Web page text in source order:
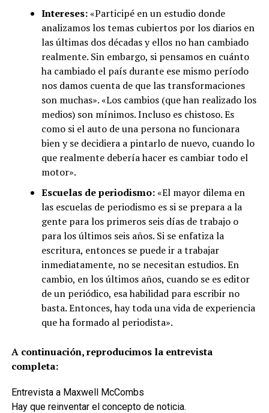
Intereses:«Participé en un estudio donde
analizamos los temas cubiertos por los diarios en
las últimas dos décadas y ellos no han cambiado
realmente. Sin embargo, si pensamos en cuánto
ha cambiado el país durante ese mismo período
nos damos cuenta de que las transformaciones
son muchas». «Los cambios (que han realizado los
medios) son mínimos. Incluso es chistoso. Es
como si el auto de una persona no funcionara
bien y se decidiera a pintarlo de nuevo, cuando lo
que realmente debería hacer es cambiar todo el
motor».
Escuelas de periodismo:«El mayor dilema en
las escuelas de periodismo es si se prepara a la
gente para los primeros seis días de trabajo o
para los últimos seis años. Si se enfatiza la
escritura, entonces se puede ir a trabajar
inmediatamente, no se necesitan estudios. En
cambio, en los últimos años, cuando se es editor
de un periódico, esa habilidad para escribir no
basta. Entonces, hay toda una vida de experiencia
que ha formado al periodista».
A continuación, reproducimos la entrevista
completa:
Entrevista a Maxwell McCombs
Hay que reinventar el concepto de noticia.